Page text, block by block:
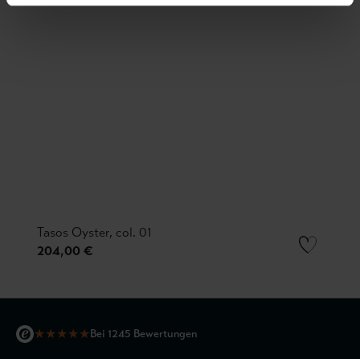
Tasos Oyster, col. 01
204,00 €
★★★★★Bei 1245 Bewertungen